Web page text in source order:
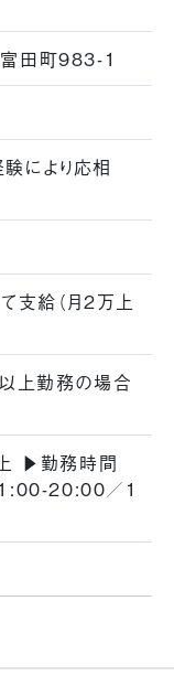
田町983-1
により応相
支給（月2万上
上勤務の場合
▶︎勤務時間
20:00／1